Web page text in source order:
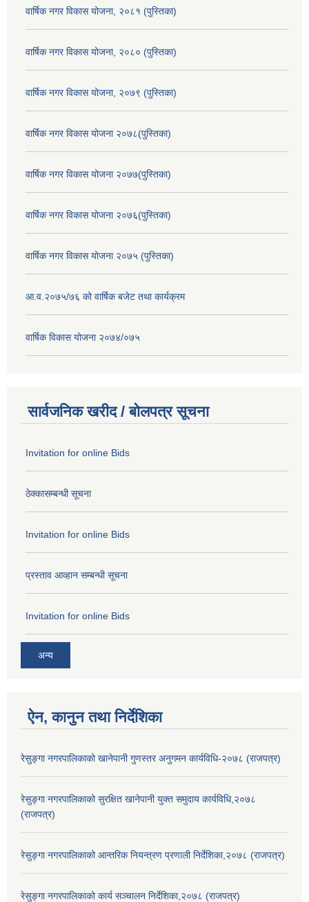
वार्षिक नगर विकास योजना, २०८१ (पुस्तिका)
वार्षिक नगर विकास योजना, २०८० (पुस्तिका)
वार्षिक नगर विकास योजना, २०७९ (पुस्तिका)
वार्षिक नगर विकास योजना २०७८(पुस्तिका)
वार्षिक नगर विकास योजना २०७७(पुस्तिका)
वार्षिक नगर विकास योजना २०७६(पुस्तिका)
वार्षिक नगर विकास योजना २०७५ (पुस्तिका)
आ.व.२०७५/७६ को वार्षिक बजेट तथा कार्यक्रम
वार्षिक विकास योजना २०७४/०७५
सार्वजनिक खरीद / बोलपत्र सूचना
Invitation for online Bids
ठेक्कासम्बन्धी सूचना
Invitation for online Bids
प्रस्ताव आव्हान सम्बन्धी सूचना
Invitation for online Bids
अन्य
ऐन, कानुन तथा निर्देशिका
रेसुङ्गा नगरपालिकाको खानेपानी गुणस्तर अनुगमन कार्यविधि-२०७८ (राजपत्र)
रेसुङ्गा नगरपालिकाको सुरक्षित खानेपानी युक्त समुदाय कार्यविधि,२०७८
(राजपत्र)
रेसुङ्गा नगरपालिकाको आन्तरिक नियन्त्रण प्रणाली निर्देशिका,२०७८ (राजपत्र)
रेसुङ्गा नगरपालिकाको कार्य सञ्चालन निर्देशिका,२०७८ (राजपत्र)